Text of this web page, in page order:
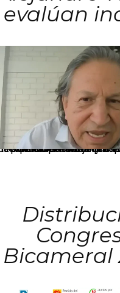
evalúan
La presidenta Keiko Fujimori informó que la solicitud de indulto presentada por el expresidente Alejandro Toledo será evaluada por la Comisión de Gracias Presidenciales conforme al procedimiento establecido.
Bicameral